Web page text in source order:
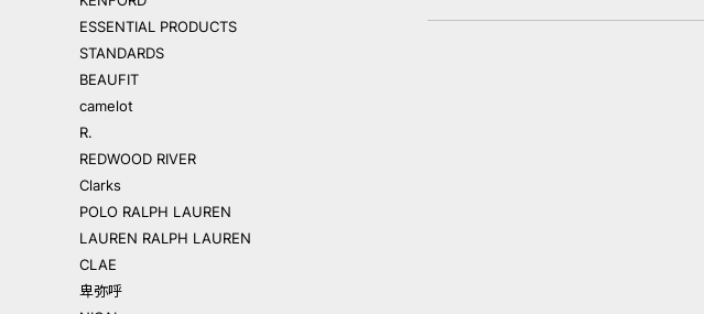
ESSENTIAL PRODUCTS
STANDARDS
BEAUFIT
camelot
R.
REDWOOD RIVER
Clarks
POLO RALPH LAUREN
LAUREN RALPH LAUREN
CLAE
卑弥呼